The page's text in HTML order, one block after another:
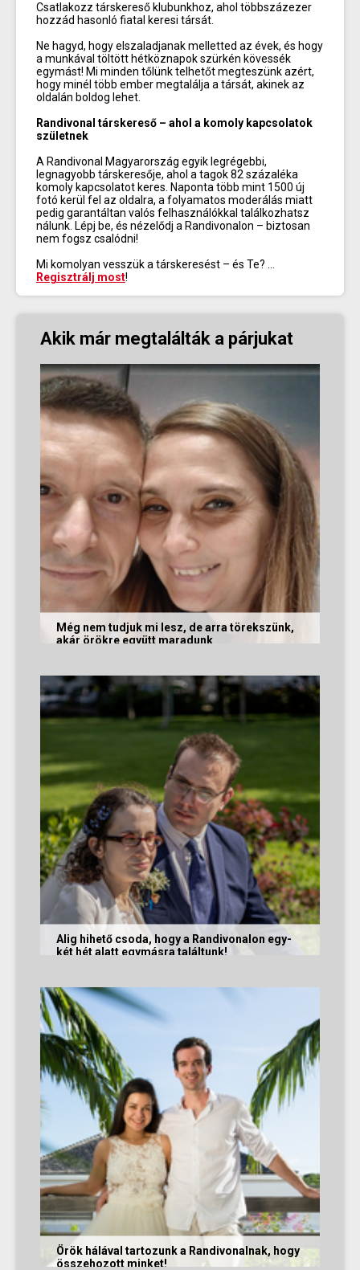
Csatlakozz társkereső klubunkhoz, ahol többszázezer
hozzád hasonló fiatal keresi társát.
Ne hagyd, hogy elszaladjanak melletted az évek, és hogy
a munkával töltött hétköznapok szürkén kövessék
egymást! Mi minden tőlünk telhetőt megteszünk azért,
hogy minél több ember megtalálja a társát, akinek az
oldalán boldog lehet.
Randivonal társkereső – ahol a komoly kapcsolatok
születnek
A Randivonal Magyarország egyik legrégebbi,
legnagyobb társkeresője, ahol a tagok 82 százaléka
komoly kapcsolatot keres. Naponta több mint 1500 új
fotó kerül fel az oldalra, a folyamatos moderálás miatt
pedig garantáltan valós felhasználókkal találkozhatsz
nálunk. Lépj be, és nézelődj a Randivonalon – biztosan
nem fogsz csalódni!
Mi komolyan vesszük a társkeresést – és Te? …
Regisztrálj most!
Akik már megtalálták a párjukat
Még nem tudjuk mi lesz, de arra törekszünk,
akár örökre együtt maradunk
nekünk, akiknél néhány találkozás után eldőlt
minden. Olvasd el Te is...
Alig hihető csoda, hogy a Randivonalon egy-
két hét alatt egymásra találtunk!
választották, hanem a szerelmet, amely minden
akadály legyőzésével egyre erősebbé...
Örök hálával tartozunk a Randivonalnak, hogy
összehozott minket!